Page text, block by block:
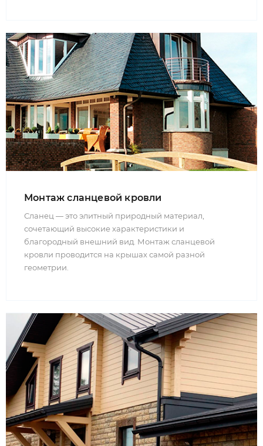
Монтаж сланцевой кровли
Сланец — это элитный природный материал,
сочетающий высокие характеристики и
благородный внешний вид. Монтаж сланцевой
кровли проводится на крышах самой разной
геометрии.